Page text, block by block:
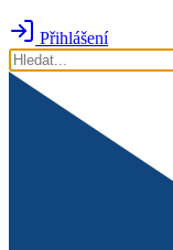
Přihlášení